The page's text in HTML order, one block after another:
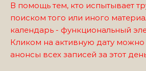
В помощь тем, кто испытывает
поиском того или иного
календарь - функциональный
Кликом на активную дату можно
анонсы всех записей за этот